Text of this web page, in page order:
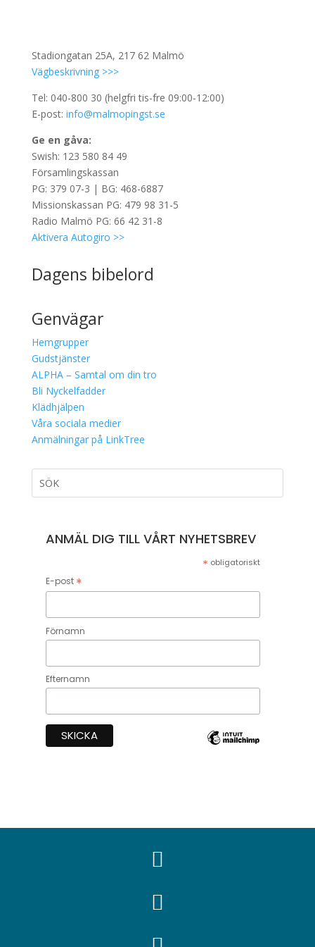
Stadiongatan 25A, 217 62 Malmö
Vägbeskrivning >>>
Tel: 040-800 30 (helgfri tis-fre 09:00-12:00)
E-post: info@malmopingst.se
Ge en gåva:
Swish: 123 580 84 49
Församlingskassan
PG: 379 07-3 | BG: 468-6887
Missionskassan PG: 479 98 31-5
Radio Malmö PG: 66 42 31-8
Aktivera Autogiro >>
Dagens bibelord
Genvägar
Hemgrupper
Gudstjänster
ALPHA – Samtal om din tro
Bli Nyckelfadder
Klädhjälpen
Våra sociala medier
Anmälningar på LinkTree
ANMÄL DIG TILL VÅRT NYHETSBREV
* obligatoriskt
E-post *
Förnamn
Efternamn

